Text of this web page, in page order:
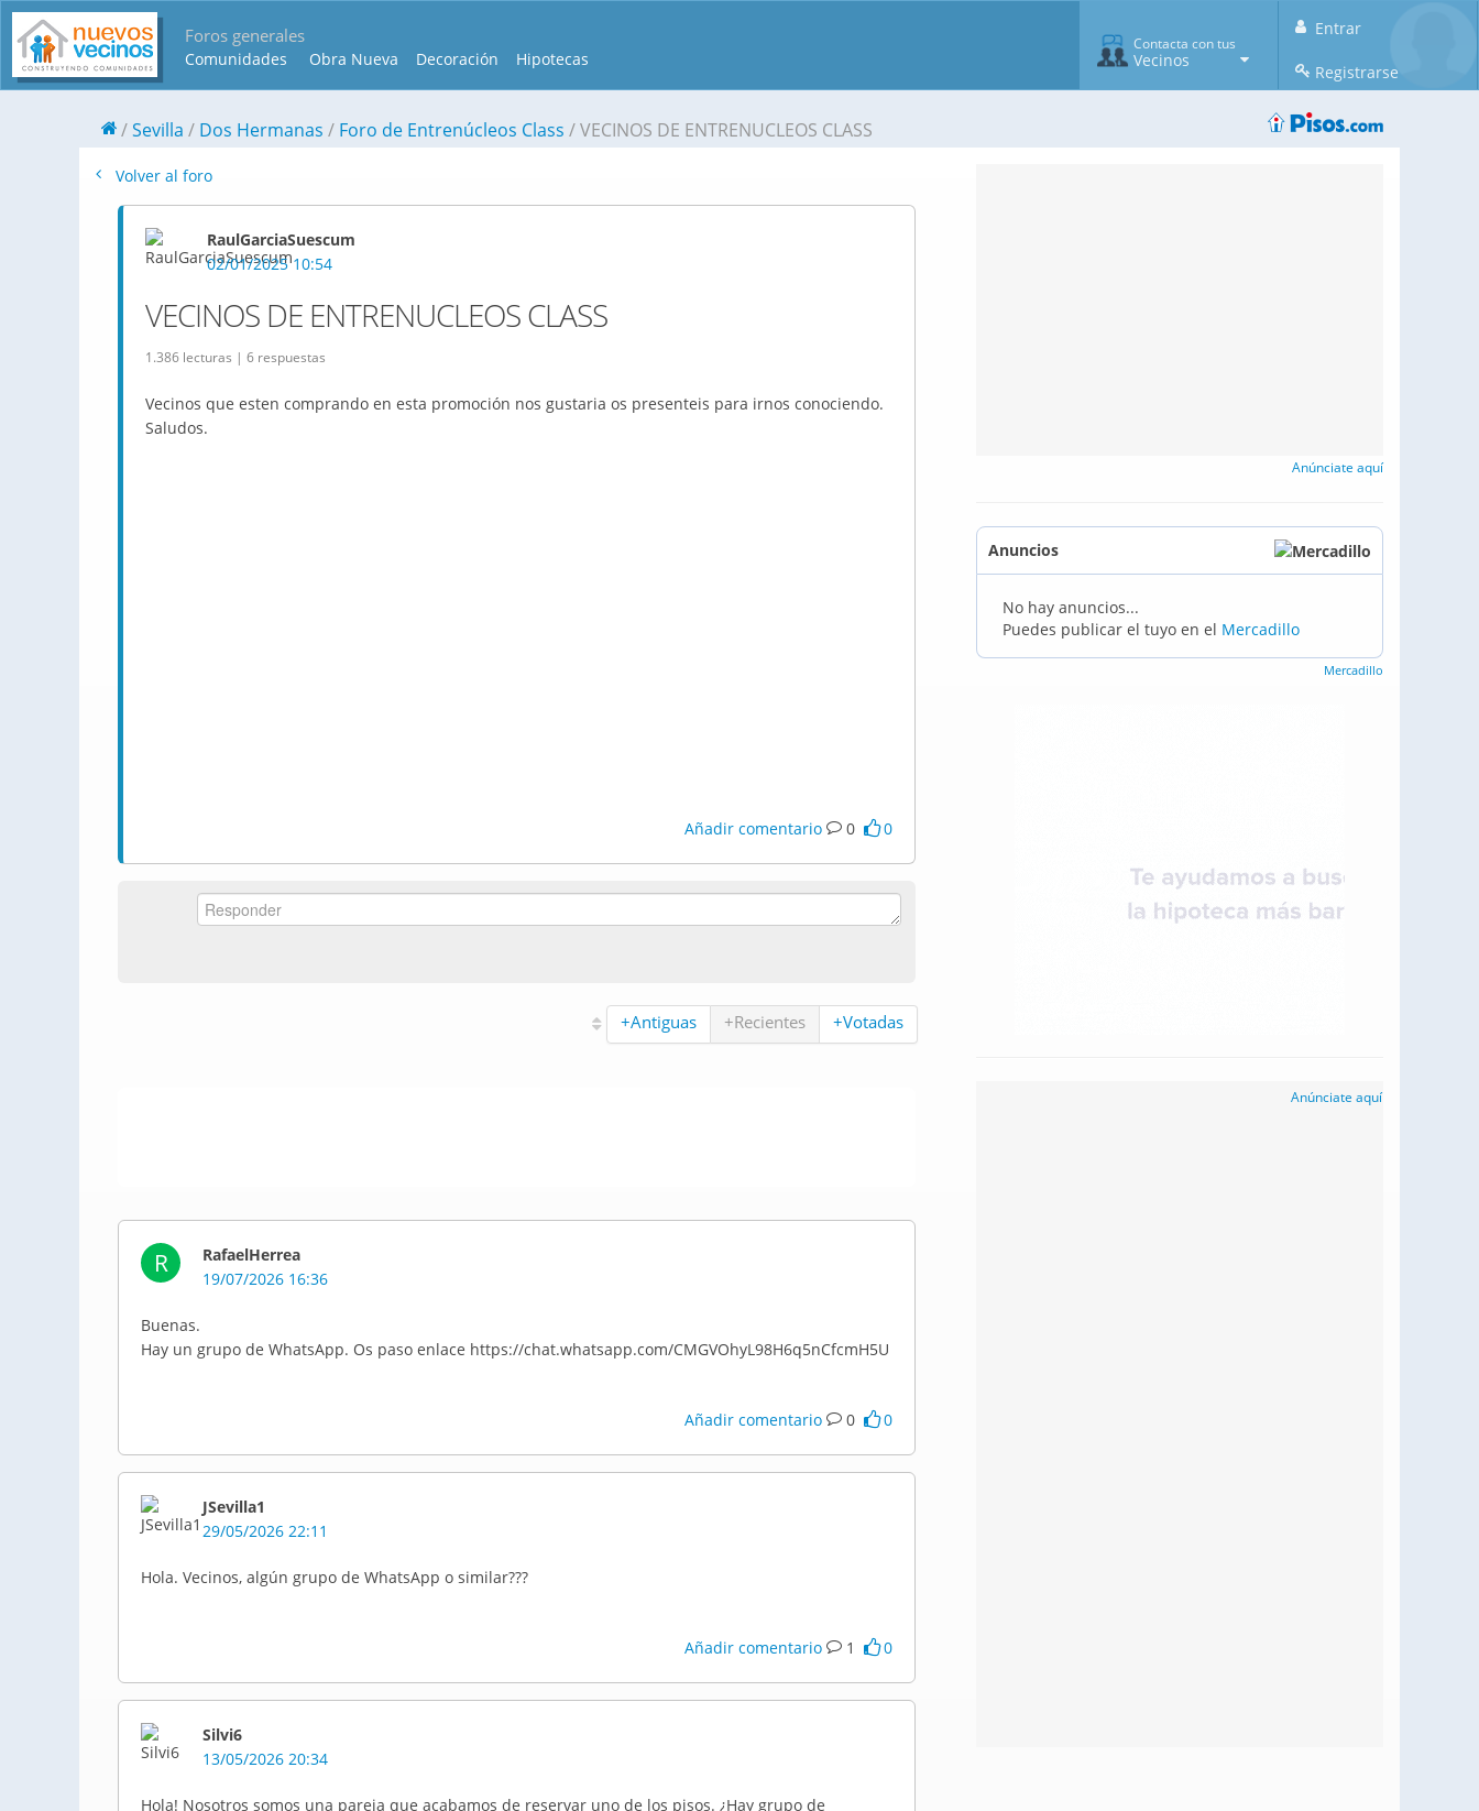
Foros generales
Comunidades Obra Nueva Decoración Hipotecas
Entrar
Registrarse
Contacta con tus
Vecinos
Sevilla Dos Hermanas Foro de Entrenúcleos Class VECINOS DE ENTRENUCLEOS CLASS
Volver al foro
RaulGarciaSuescum
02/01/2025 10:54
VECINOS DE ENTRENUCLEOS CLASS
1.386 lecturas | 6 respuestas
Vecinos que esten comprando en esta promoción nos gustaria os presenteis para irnos conociendo.
Saludos.
Añadir comentario 0 0
+Antiguas +Recientes +Votadas
R
RafaelHerrea
19/07/2026 16:36
Buenas.
Hay un grupo de WhatsApp. Os paso enlace https://chat.whatsapp.com/CMGVOhyL98H6q5nCfcmH5U
Añadir comentario 0 0
JSevilla1
29/05/2026 22:11
Hola. Vecinos, algún grupo de WhatsApp o similar???
Añadir comentario 1 0
Silvi6
13/05/2026 20:34
Hola! Nosotros somos una pareja que acabamos de reservar uno de los pisos. ¿Hay grupo de
Anúnciate aquí
Anuncios
No hay anuncios...
Puedes publicar el tuyo en el Mercadillo
Mercadillo
Anúnciate aquí